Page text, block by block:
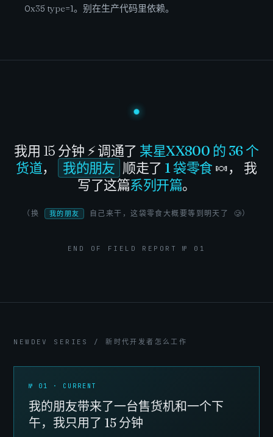
0x35 type=1。别在生产代码里依赖。
我用 15 分钟 ⚡ 调通了 某星XX800 的 36 个
货道， 我的朋友 顺走了 1 袋零食 🍬，
我
写了这篇系列开篇。
（换 我的朋友 自己来干，这袋零食大概要等到明天了 🥲）
END OF FIELD REPORT № 01
NEWDEV SERIES / 新时代开发者怎么工作
№ 01 · CURRENT
我的朋友带来了一台售货机和一个下
午，我只用了 15 分钟